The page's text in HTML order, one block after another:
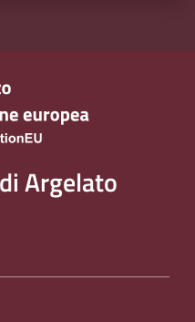
Argelato